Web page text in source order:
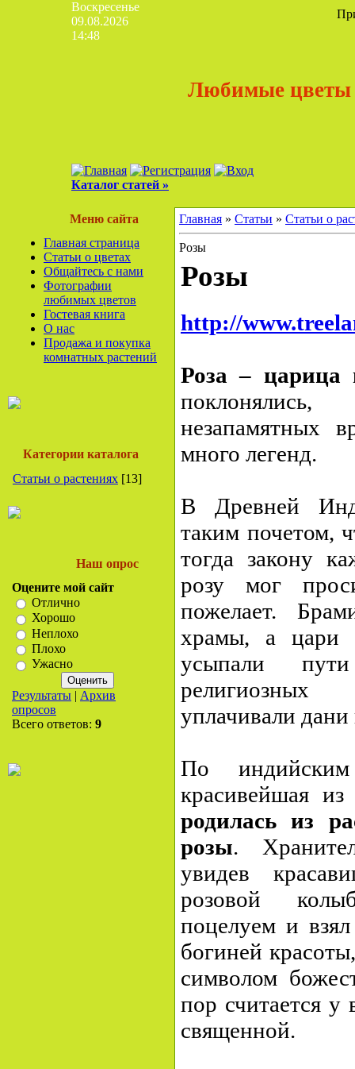
Воскресенье
09.08.2026
14:48
Любимые цветы
Каталог статей »
Меню сайта
Главная страница
Статьи о цветах
Общайтесь с нами
Фотографии
любимых цветов
Гостевая книга
О нас
Продажа и покупка
комнатных растений
Категории каталога
Статьи о растениях [13]
Наш опрос
Оцените мой сайт
Отлично
Хорошо
Неплохо
Плохо
Ужасно
Результаты | Архив
опросов
Всего ответов: 9
Главная » Статьи » Статьи о
Розы
Розы
http://
Роза – царица
незапамятных
много легенд.
В Древней
таким почетом,
тогда закону
розу мог
пожелает.
храмы, а цари
усыпали
уплачивали дани
По
красивейшая
родилась из
розы.
увидев
розовой
поцелуем и
богиней
символом
пор считается у
священной.